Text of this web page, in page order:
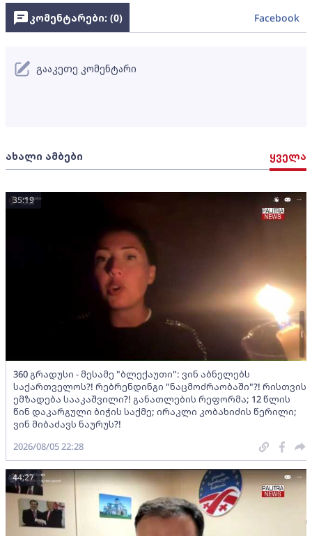
ახალი ამბები ყველა
360 გრადუსი - მესამე "ბლექაუთი": ვინ აბნელებს
საქართველოს?! რებრენდინგი "ნაცმოძრაობაში"?! რისთვის
ემზადება სააკაშვილი?! განათლების რეფორმა; 12 წლის
წინ დაკარგული ბიჭის საქმე; ირაკლი კობახიძის წერილი;
ვინ მიბაძავს ნაურუს?!
35:19
2026/08/05 22:28
44:27
კომენტარები: (0) Facebook
გააკეთე კომენტარი